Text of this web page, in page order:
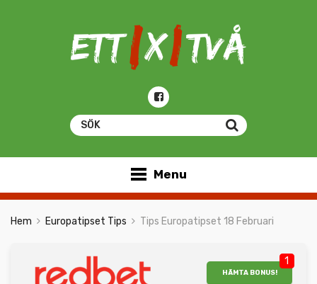
Menu
Hem Europatipset Tips Tips Europatipset 18 Februari
1
HÄMTA BONUS!